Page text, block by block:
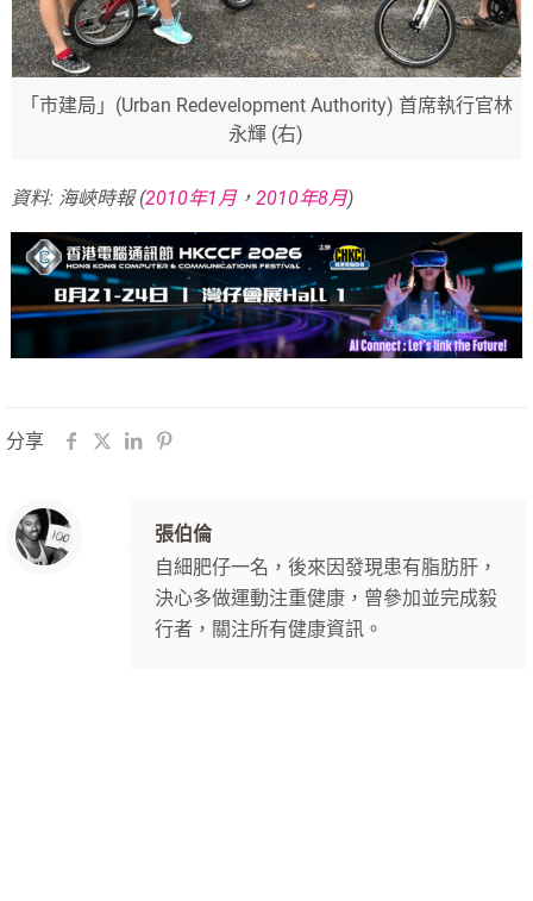
「市建局」(Urban Redevelopment Authority) 首席執行官林
永輝 (右)
資料: 海峽時報 (2010年1月，2010年8月)
分享
張伯倫
自細肥仔一名，後來因發現患有脂肪肝，
決心多做運動注重健康，曾參加並完成毅
行者，關注所有健康資訊。